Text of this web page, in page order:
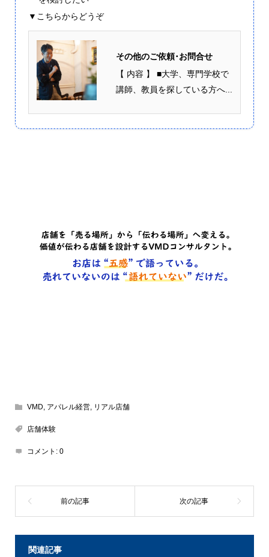
▼こちらからどうぞ
その他のご依頼･お問合せ
【 内容 】 ■大学、専門学校で
講師、教員を探している方へ...
VMD, アパレル経営, リアル店舗
店舗体験
コメント: 0
関連記事